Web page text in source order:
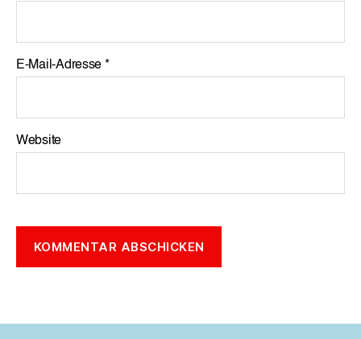
E-Mail-Adresse *
Website